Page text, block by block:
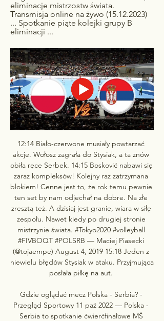
eliminacje mistrzostw świata.
Transmisja online na żywo (15.12.2023)
... Spotkanie piąte kolejki grupy B
eliminacji ...
12:14 Biało-czerwone musiały powtarzać
akcje. Wołosz zagrała do Stysiak, a ta znów
obiła ręce Serbek. 14:15 Bosković nabawi się
zaraz kompleksów! Kolejny raz zatrzymana
blokiem! Cenne jest to, że rok temu pewnie
ten set by nam odjechał na dobre. Na złe
zresztą też. A dzisiaj jest granie, wiara w siłę
zespołu. Nawet kiedy po drugiej stronie
mistrzynie świata. #Tokyo2020 #volleyball
#FIVBOQT #POLSRB — Maciej Piasecki
(@tojaempe) August 4, 2019 15:18 Jeden z
niewielu błędów Stysiak w ataku. Przyjmująca
posłała piłkę na aut.
Gdzie oglądać mecz Polska - Serbia? -
Przegląd Sportowy 11 paź 2022 — Polska -
Serbia to spotkanie ćwierćfinałowe MŚ